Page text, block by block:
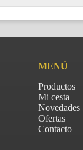
MENÚ
Productos
Mi cesta
Novedades
Ofertas
Contacto